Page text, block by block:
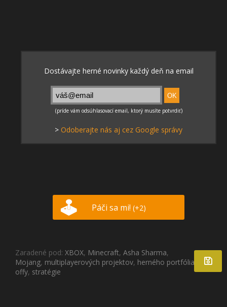
> Odoberajte nás aj cez Google správy
Páči sa mi! (+2)
Zaradené pod: XBOX, Minecraft, Asha Sharma,
Mojang, multiplayerových projektov, herného portfólia
spin-
offy, stratégie